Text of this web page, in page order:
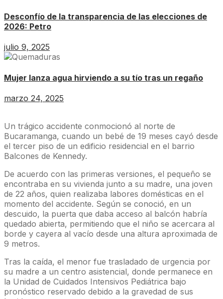
Desconfío de la transparencia de las elecciones de
2026: Petro
julio 9, 2025
Mujer lanza agua hirviendo a su tío tras un regaño
marzo 24, 2025
Un trágico accidente conmocionó al norte de
Bucaramanga, cuando un bebé de 19 meses cayó desde
el tercer piso de un edificio residencial en el barrio
Balcones de Kennedy.
De acuerdo con las primeras versiones, el pequeño se
encontraba en su vivienda junto a su madre, una joven
de 22 años, quien realizaba labores domésticas en el
momento del accidente. Según se conoció, en un
descuido, la puerta que daba acceso al balcón habría
quedado abierta, permitiendo que el niño se acercara al
borde y cayera al vacío desde una altura aproximada de
9 metros.
Tras la caída, el menor fue trasladado de urgencia por
su madre a un centro asistencial, donde permanece en
la Unidad de Cuidados Intensivos Pediátrica bajo
pronóstico reservado debido a la gravedad de sus